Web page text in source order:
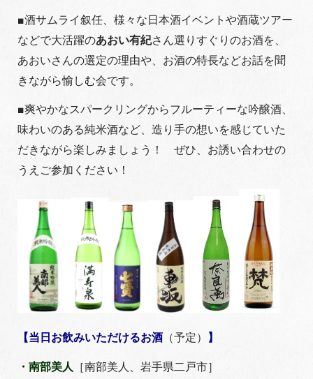
■酒サムライ叙任、様々な日本酒イベントや酒蔵ツアー
などで大活躍のあおい有紀さん選りすぐりのお酒を、
あおいさんの選定の理由や、お酒の特長などお話を聞
きながら愉しむ会です。
■爽やかなスパークリングからフルーティーな吟醸酒、
味わいのある純米酒など、造り手の想いを感じていた
だきながら楽しみましょう！ ぜひ、お誘い合わせの
うえご参加ください！
【当日お飲みいただけるお酒 （予定） 】
・南部美人 ［南部美人、岩手県二戸市］